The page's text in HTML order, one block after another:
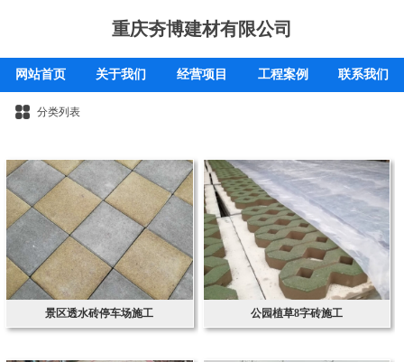
重庆夯博建材有限公司
网站首页 关于我们 经营项目 工程案例 联系我们
分类列表
景区透水砖停车场施工 公园植草8字砖施工